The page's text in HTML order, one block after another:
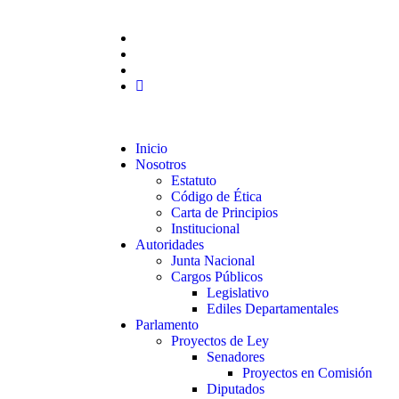
Inicio
Nosotros
Estatuto
Código de Ética
Carta de Principios
Institucional
Autoridades
Junta Nacional
Cargos Públicos
Legislativo
Ediles Departamentales
Parlamento
Proyectos de Ley
Senadores
Proyectos en Comisión
Diputados